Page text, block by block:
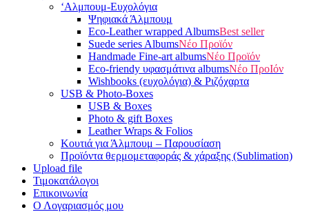
‘Aλμπουμ-Ευχολόγια
Ψηφιακά Άλμπουμ
Eco-Leather wrapped AlbumsBest seller
Suede series AlbumsΝέο Προϊόν
Handmade Fine-art albumsΝέο Προϊόν
Eco-friendy υφασμάτινα albumsΝέο ΠροΙόν
Wishbooks (ευχολόγια) & Ριζόχαρτα
USB & Photo-Boxes
USB & Boxes
Photo & gift Boxes
Leather Wraps & Folios
Κουτιά για Άλμπουμ – Παρουσίαση
Προϊόντα θερμομεταφοράς & χάραξης (Sublimation)
Upload file
Τιμοκατάλογοι
Επικοινωνία
Ο Λογαριασμός μου